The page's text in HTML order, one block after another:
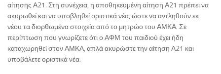
αίτησης Α21. Στη συνέχεια, η αποθηκευμένη αίτηση Α21 πρέπει να
ακυρωθεί και να υποβληθεί οριστικά νέα, ώστε να αντληθούν εκ
νέου τα διορθωμένα στοιχεία από το μητρώο του ΑΜΚΑ. Σε
περίπτωση που γνωρίζετε ότι ο ΑΦΜ του παιδιού έχει ήδη
καταχωρηθεί στον ΑΜΚΑ, απλά ακυρώστε την αίτηση Α21 και
υποβάλετε οριστικά νέα.